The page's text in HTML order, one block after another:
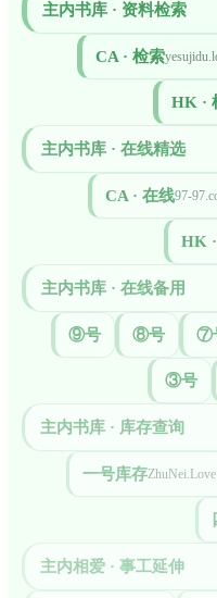
主内书库 · 资料检索
CA · 检索
HK ·
主内书库 · 在线精选
CA · 在线97-
HK
主内书库 · 在线备用
⑨号 ⑧号 ⑦
③号
主内书库 · 库存查询
一号库存ZhuNei.Love
主内相爱 · 事工延伸